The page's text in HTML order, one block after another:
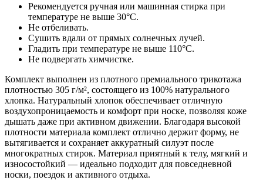
Рекомендуется ручная или машинная стирка при
температуре не выше 30°C.
Не отбеливать.
Сушить вдали от прямых солнечных лучей.
Гладить при температуре не выше 110°C.
Не подвергать химчистке.
Комплект выполнен из плотного премиального трикотажа
плотностью 305 г/м², состоящего из 100% натурального
хлопка. Натуральный хлопок обеспечивает отличную
воздухопроницаемость и комфорт при носке, позволяя коже
дышать даже при активном движении. Благодаря высокой
плотности материала комплект отлично держит форму, не
вытягивается и сохраняет аккуратный силуэт после
многократных стирок. Материал приятный к телу, мягкий и
износостойкий — идеально подходит для повседневной
носки, поездок и активного отдыха.